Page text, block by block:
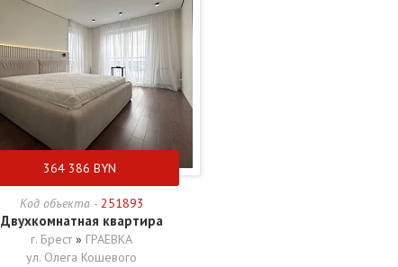
364 386 BYN
Код объекта - 251893
Двухкомнатная квартира
г. Брест » ГРАЕВКА
ул. Олега Кошевого